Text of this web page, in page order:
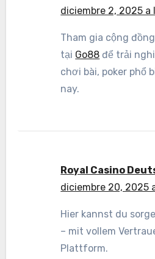
diciembre 2, 2025 a
Tham gia cộng
tại Go88 để trải
chơi bài, poker phổ
nay.
Royal Casino
diciembre 20, 2025
Hier kannst du
– mit vollem
Plattform.